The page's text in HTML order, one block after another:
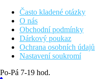
Často kladené otázky
O nás
Obchodní podmínky
Dárkový poukaz
Ochrana osobních údajů
Nastavení soukromí
Po-Pá 7-19 hod.